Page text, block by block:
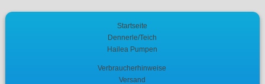
Startseite
Dennerle/Teich
Hailea Pumpen
Verbraucherhinweise
Versand